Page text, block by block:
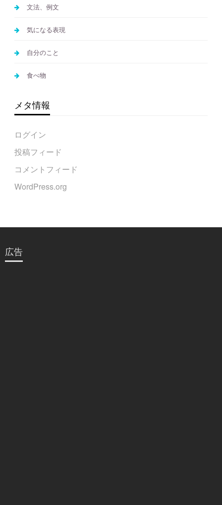
文法、例文
気になる表現
自分のこと
食べ物
メタ情報
ログイン
投稿フィード
コメントフィード
WordPress.org
広告